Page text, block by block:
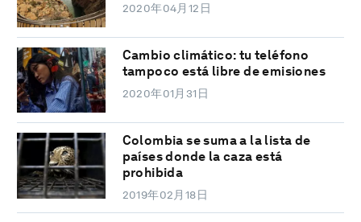
2020年04月12日
Cambio climático: tu teléfono
tampoco está libre de emisiones
2020年01月31日
Colombia se suma a la lista de
países donde la caza está
prohibida
2019年02月18日